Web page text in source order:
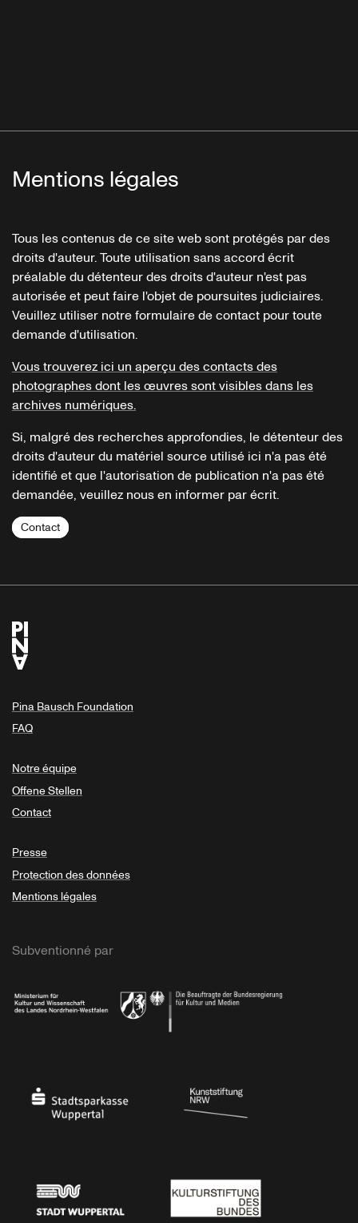
Mentions légales
Tous les contenus de ce site web sont protégés par des
droits d'auteur. Toute utilisation sans accord écrit
préalable du détenteur des droits d'auteur n'est pas
autorisée et peut faire l'objet de poursuites judiciaires.
Veuillez utiliser notre formulaire de contact pour toute
demande d'utilisation.
Vous trouverez ici un aperçu des contacts des
photographes dont les œuvres sont visibles dans les
archives numériques.
Si, malgré des recherches approfondies, le détenteur des
droits d'auteur du matériel source utilisé ici n'a pas été
identifié et que l'autorisation de publication n'a pas été
demandée, veuillez nous en informer par écrit.
Contact
Pina Bausch Foundation
FAQ
Notre équipe
Offene Stellen
Contact
Presse
Protection des données
Mentions légales
Subventionné par